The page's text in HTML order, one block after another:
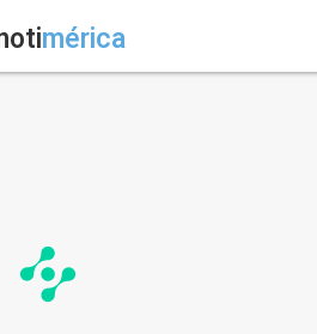
mérica